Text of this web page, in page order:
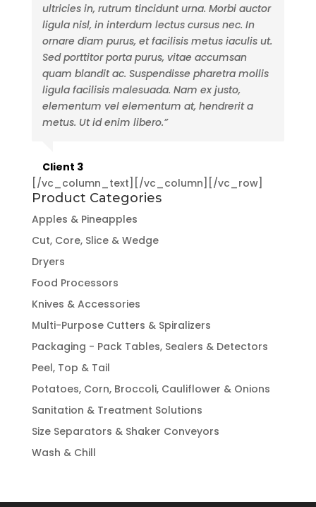
ultricies in, rutrum tincidunt urna. Morbi auctor
ligula nisl, in interdum lectus cursus nec. In
ornare diam purus, et facilisis metus iaculis ut.
Sed porttitor porta purus, vitae accumsan
quam blandit ac. Suspendisse pharetra mollis
ligula facilisis malesuada. Nam ex justo,
elementum vel elementum at, hendrerit a
metus. Ut id enim libero.”
Client 3
[/vc_column_text][/vc_column][/vc_row]
Product Categories
Apples & Pineapples
Cut, Core, Slice & Wedge
Dryers
Food Processors
Knives & Accessories
Multi-Purpose Cutters & Spiralizers
Packaging - Pack Tables, Sealers & Detectors
Peel, Top & Tail
Potatoes, Corn, Broccoli, Cauliflower & Onions
Sanitation & Treatment Solutions
Size Separators & Shaker Conveyors
Wash & Chill